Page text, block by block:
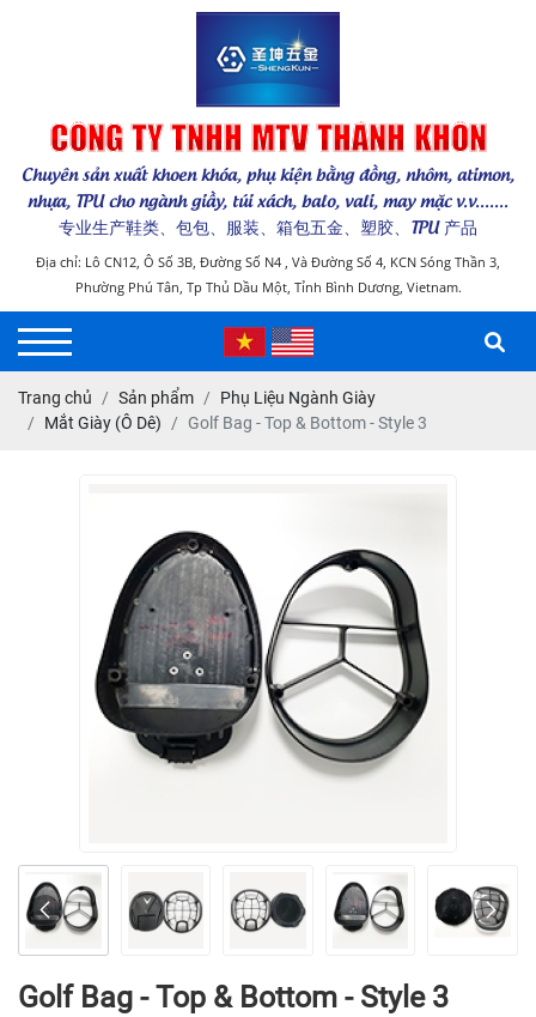
CÔNG TY TNHH MTV THÁNH KHÔN
Chuyên sản xuất khoen khóa, phụ kiện bằng đồng, nhôm, atimon,
nhựa, TPU cho ngành giầy, túi xách, balo, vali, may mặc v.v.......
专业生产鞋类、包包、服装、箱包五金、塑胶、TPU 产品
Địa chỉ: Lô CN12, Ô Số 3B, Đường Số N4 , Và Đường Số 4, KCN Sóng Thần 3,
Phường Phú Tân, Tp Thủ Dầu Một, Tỉnh Bình Dương, Vietnam.
Trang chủ Sản phẩm
Phụ Liệu Ngành Giày
Mắt Giày (Ô Dê)
Golf Bag - Top & Bottom - Style 3
Golf Bag - Top & Bottom - Style 3